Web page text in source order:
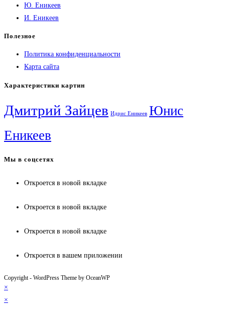
Ю. Еникеев
И. Еникеев
Полезное
Политика конфиденциальности
Карта сайта
Характеристики картин
Дмитрий Зайцев Идрис Еникеев Юнис
Еникеев
Мы в соцсетях
Откроется в новой вкладке
Откроется в новой вкладке
Откроется в новой вкладке
Откроется в вашем приложении
Copyright - WordPress Theme by OceanWP
×
×